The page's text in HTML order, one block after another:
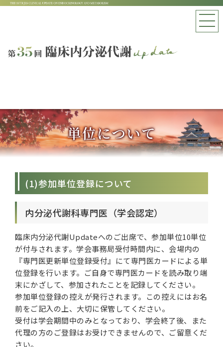
単位について
(1)参加単位登録について
内分泌代謝科専門医（学会認定）
臨床内分泌代謝Updateへのご出席で、参加単位10単位
が付与されます。学会事務局受付時間内に、会場内の
『専門医更新単位登録受付』にて専門医カードによる単
位登録を行います。ご自身で専門医カードを読み取り端
末にかざして、参加されたことを記録してください。
参加単位登録の控えが発行されます。この控えにはお名
前をご記入の上、大切に保管してください。
受付は学会期間中のみとなっており、学会終了後、また
代理の方のご登録はお受けできませんので、ご留意くだ
さい。